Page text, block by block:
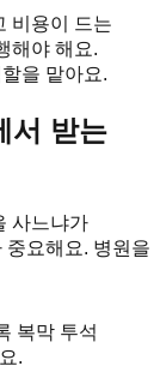
비용이 드는
해야 해요.
을 맡아요.
서 받는
사느냐가
중요해요. 병원을
복막 투석
.